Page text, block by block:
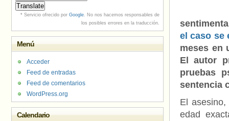
el caso se
meses en
El autor
pruebas
sentencia
El
edad
* Servicio ofrecido por Google. No nos hacemos responsables de
los posibles errores en la traducción.
Menú
Acceder
Feed de entradas
Feed de comentarios
WordPress.org
Calendario